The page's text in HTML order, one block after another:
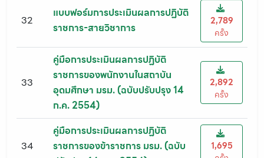
32
แบบฟอร์มการประเมินผลการปฏิบัติ
ราชการ-สายวิชาการ
2,789
ครั้ง
33
คู่มือการประเมินผลการปฏิบัติ
ราชการของพนักงานในสถาบัน
อุดมศึกษา มรม. (ฉบับปรับปรุง 14
ก.ค. 2554)
2,892
ครั้ง
34
คู่มือการประเมินผลการปฏิบัติ
ราชการของข้าราชการ มรม. (ฉบับ
1,695